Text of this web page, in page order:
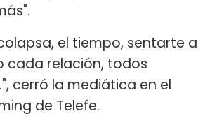
el tiempo, sentarte a
cada relación, todos
cerró la mediática en el
de Telefe.